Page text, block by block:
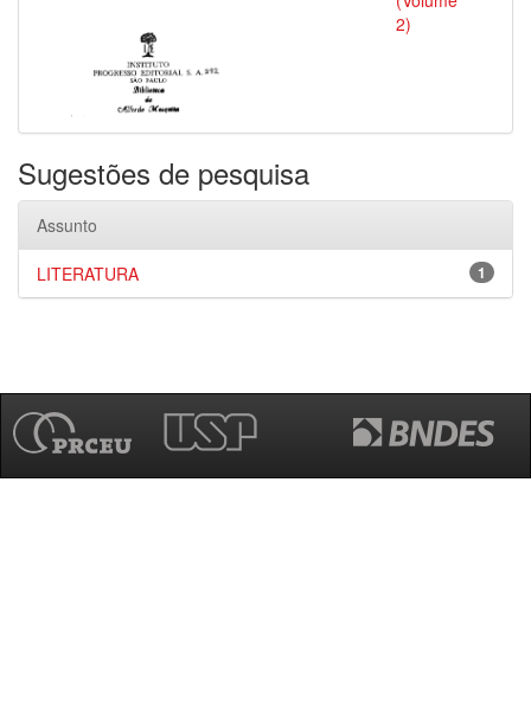
2)
Sugestões de pesquisa
Assunto
1
LITERATURA